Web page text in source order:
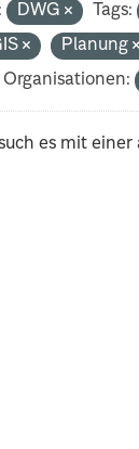
DWG Tags:
Planung
Organisationen:
es mit einer